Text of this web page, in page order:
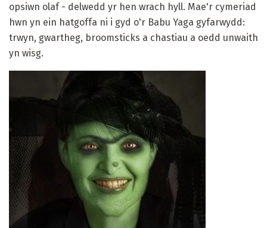
opsiwn olaf - delwedd yr hen wrach hyll. Mae'r cymeriad
hwn yn ein hatgoffa ni i gyd o'r Babu Yaga gyfarwydd:
trwyn, gwartheg, broomsticks a chastiau a oedd unwaith
yn wisg.